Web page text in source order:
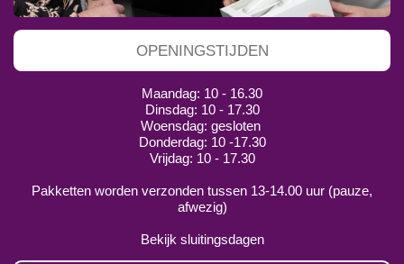
OPENINGSTIJDEN
Maandag: 10 - 16.30
Dinsdag: 10 - 17.30
Woensdag: gesloten
Donderdag: 10 -17.30
Vrijdag: 10 - 17.30
Pakketten worden verzonden tussen 13-14.00 uur (pauze,
afwezig)
Bekijk sluitingsdagen